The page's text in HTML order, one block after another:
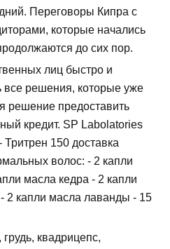
Переговоры Кипра с
которые начались
до сих пор.
лиц быстро и
все решения, которые уже
решение предоставить
кредит. SP Labolatories
150 доставка
волос: - 2 капли
масла кедра - 2 капли
2 капли масла лаванды - 15
квадрицепс,